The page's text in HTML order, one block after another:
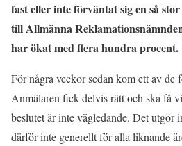
fast eller inte förväntat sig en så
till Allmänna
har ökat med flera hundra procent.
För några veckor sedan kom ett av
Anmälaren fick delvis rätt och ska få
beslutet är inte vägledande. Det utgör
därför inte generellt för alla liknande